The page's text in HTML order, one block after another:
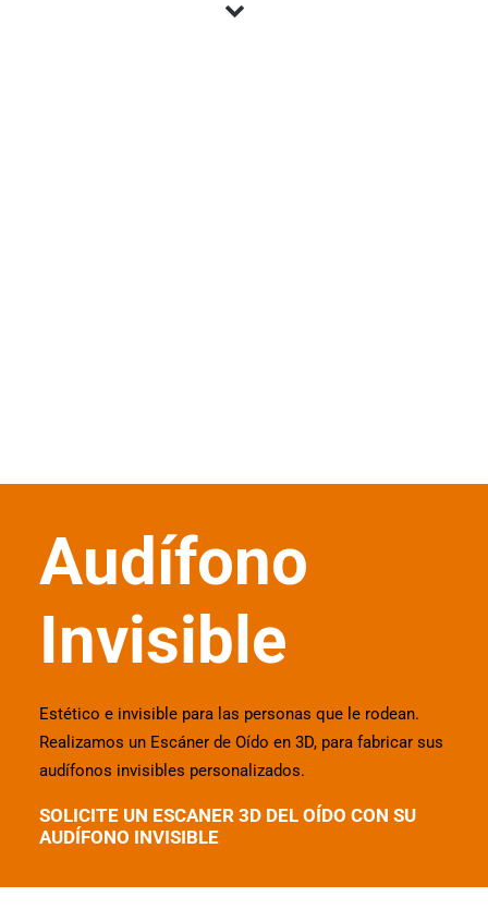
Audífono
Invisible
Estético e invisible para las personas que le rodean.
Realizamos un Escáner de Oído en 3D, para fabricar sus
audífonos invisibles personalizados.
SOLICITE UN ESCANER 3D DEL OÍDO CON SU
AUDÍFONO INVISIBLE